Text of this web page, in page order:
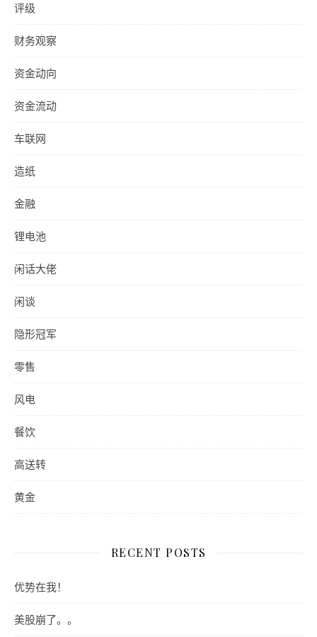
评级
财务观察
资金动向
资金流动
车联网
造纸
金融
锂电池
闲话大佬
闲谈
隐形冠军
零售
风电
餐饮
高送转
黄金
RECENT POSTS
优势在我！
美股崩了。。